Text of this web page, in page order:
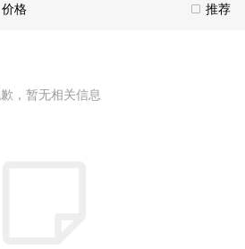
推荐
价格
，暂无相关信息